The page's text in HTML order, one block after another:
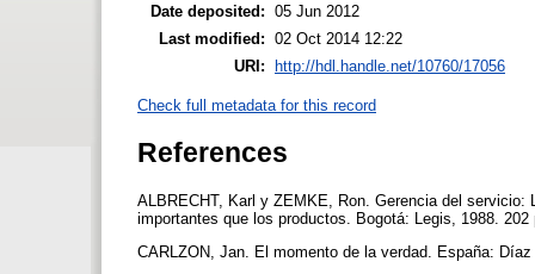
Date deposited: 05 Jun 2012
Last modified: 02 Oct 2014 12:22
URI:
http://hdl.handle.net/10760/17056
Check full metadata for this record
References
ALBRECHT, Karl y ZEMKE, Ron. Gerencia del
importantes que los productos. Bogotá: Legis, 1988.
CARLZON, Jan. El momento de la verdad. España: